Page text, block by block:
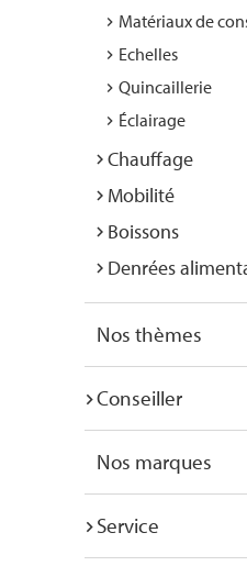
Matériaux de
Echelles
Quincaillerie
Éclairage
Chauffage
Mobilité
Boissons
Denrées
Nos thèmes
Conseiller
Nos marques
Service